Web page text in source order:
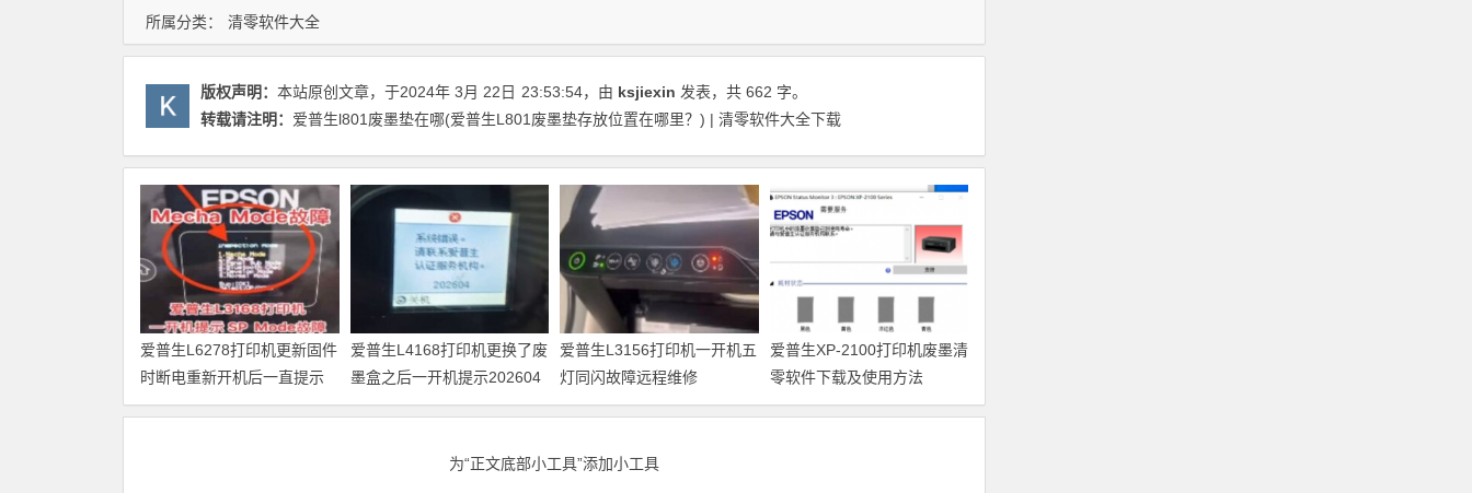
所属分类： 清零软件大全
版权声明： 本站原创文章，于2024年 3月 22日 23:53:54，由 ksjiexin 发表，共 662 字。
转载请注明： 爱普生l801废墨垫在哪(爱普生L801废墨垫存放位置在哪里？) | 清零软件大全下载
爱普生L6278打印机更新固件
时断电重新开机后一直提示
Recovery Mode故障
爱普生L4168打印机更换了废
墨盒之后一开机提示202604
故障代码维修
爱普生L3156打印机一开机五
灯同闪故障远程维修
爱普生XP-2100打印机废墨清
零软件下载及使用方法
为“正文底部小工具”添加小工具